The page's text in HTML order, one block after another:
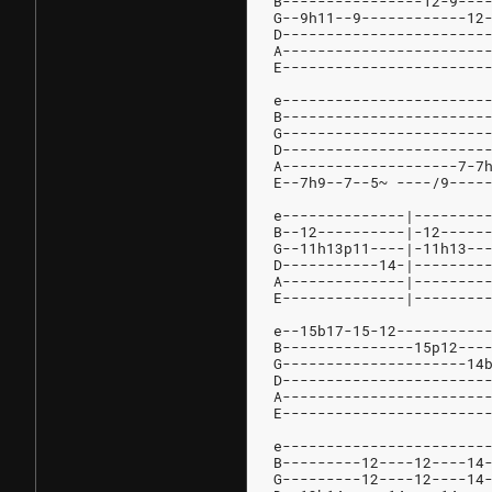
G--9h11--9------------
A--------------------7-
E--7h9--7--5~ ----/
e--------------
B--12----------|-
G--11h13p11----|-
D-----------14-|---------
A--------------
E--------------
e--15b17-15-
B---------------
G---------------------
B---------12----12----
G---------12----12----